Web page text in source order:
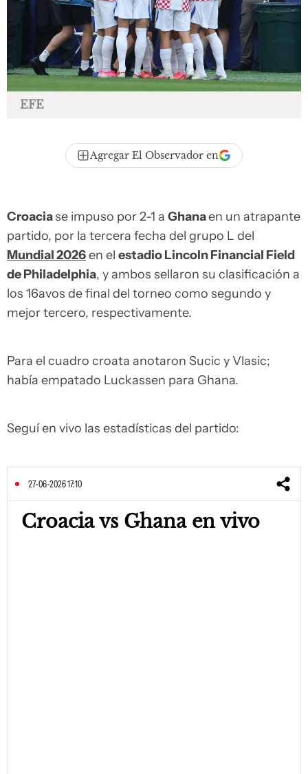
EFE
Agregar El Observador en
Croaciase impuso por 2-1 a Ghanaen un atrapante
partido, por la tercera fecha del grupo L del
Mundial 2026en el estadio Lincoln Financial Field
de Philadelphia, y ambos sellaron su clasificación a
los 16avos de final del torneo como segundo y
mejor tercero, respectivamente.
Para el cuadro croata anotaron Sucic y Vlasic;
había empatado Luckassen para Ghana.
Seguí en vivo las estadísticas del partido:
27-06-2026 17:10
Croacia vs Ghana en vivo